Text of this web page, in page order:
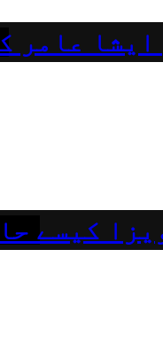
ایشا عامر
کیسے